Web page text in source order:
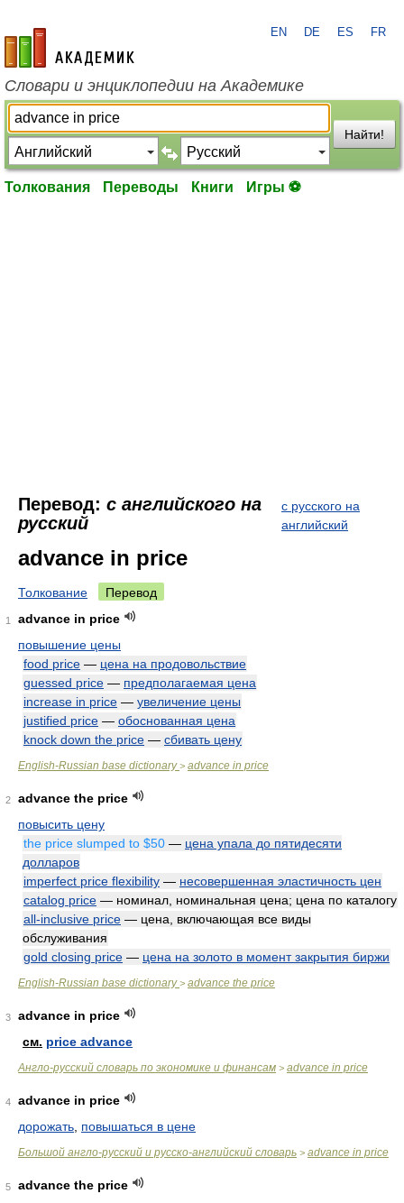
academic.ru
EN DE ES FR
Словари и энциклопедии на Академике
Найти!
Толкования Переводы Книги Игры ⚽
Перевод: с английского на
русский
с русского на
английский
advance in price
Толкование Перевод
1
advance in price
повышение цены
food price — цена на продовольствие
guessed price — предполагаемая цена
increase in price — увеличение цены
justified price — обоснованная цена
knock down the price — сбивать цену
English-Russian base dictionary> advance in price
2
advance the price
повысить цену
the price slumped to $50 — цена упала до пятидесяти
долларов
imperfect price flexibility — несовершенная эластичность цен
catalog price — номинал, номинальная цена; цена по каталогу
all-inclusive price — цена, включающая все виды
обслуживания
gold closing price — цена на золото в момент закрытия биржи
English-Russian base dictionary> advance the price
3
advance in price
см. price advance
Англо-русский словарь по экономике и финансам > advance in price
4
advance in price
дорожать повышаться в цене
Большой англо-русский и русско-английский словарь > advance in price
5
advance the price